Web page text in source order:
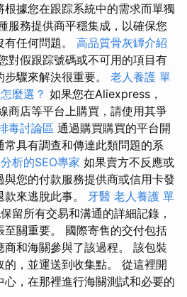
據您在跟踪系統中的需求而單獨
服務提供商平穩集成，以確保您
任何問題。 高品質骨灰罈介紹
對假跟踪號碼或不可用的項目有
驟來解決很重要。 老人養護 單
麼選？ 如果您在Aliexpress，
商店等平台上購買，請使用其爭
毒討論區 通過購買購買的平台開
具有調查和傳達此類問題的系
析的SEO專家 如果賣方不反應或
您的付款服務提供商或信用卡發
來逃脫此事。 牙醫 老人養護 單
留所有交易和溝通的詳細記錄，
至關重要。 國際寄售的交付包括
和海關參與了該過程。 該包裝
，並運送到收集點。 從這裡開
，在那裡進行海關測試和必要的